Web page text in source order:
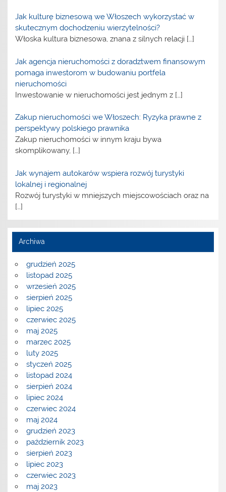
Jak kulturę biznesową we Włoszech wykorzystać w
skutecznym dochodzeniu wierzytelności?
Włoska kultura biznesowa, znana z silnych relacji […]
Jak agencja nieruchomości z doradztwem finansowym
pomaga inwestorom w budowaniu portfela
nieruchomości
Inwestowanie w nieruchomości jest jednym z […]
Zakup nieruchomości we Włoszech: Ryzyka prawne z
perspektywy polskiego prawnika
Zakup nieruchomości w innym kraju bywa
skomplikowany, […]
Jak wynajem autokarów wspiera rozwój turystyki
lokalnej i regionalnej
Rozwój turystyki w mniejszych miejscowościach oraz na
[…]
Archiwa
grudzień 2025
listopad 2025
wrzesień 2025
sierpień 2025
lipiec 2025
czerwiec 2025
maj 2025
marzec 2025
luty 2025
styczeń 2025
listopad 2024
sierpień 2024
lipiec 2024
czerwiec 2024
maj 2024
grudzień 2023
październik 2023
sierpień 2023
lipiec 2023
czerwiec 2023
maj 2023